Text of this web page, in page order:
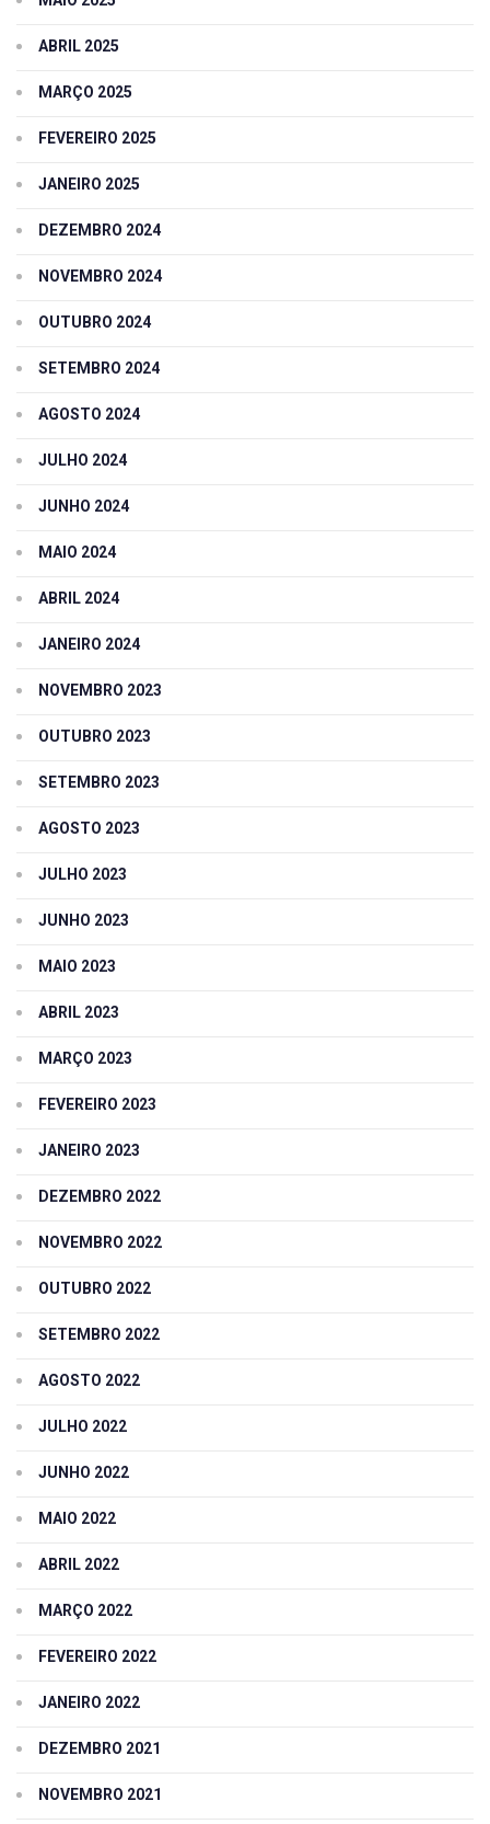
ABRIL 2025
MARÇO 2025
FEVEREIRO 2025
JANEIRO 2025
DEZEMBRO 2024
NOVEMBRO 2024
OUTUBRO 2024
SETEMBRO 2024
AGOSTO 2024
JULHO 2024
JUNHO 2024
MAIO 2024
ABRIL 2024
JANEIRO 2024
NOVEMBRO 2023
OUTUBRO 2023
SETEMBRO 2023
AGOSTO 2023
JULHO 2023
JUNHO 2023
MAIO 2023
ABRIL 2023
MARÇO 2023
FEVEREIRO 2023
JANEIRO 2023
DEZEMBRO 2022
NOVEMBRO 2022
OUTUBRO 2022
SETEMBRO 2022
AGOSTO 2022
JULHO 2022
JUNHO 2022
MAIO 2022
ABRIL 2022
MARÇO 2022
FEVEREIRO 2022
JANEIRO 2022
DEZEMBRO 2021
NOVEMBRO 2021